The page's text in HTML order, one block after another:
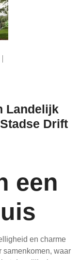
Landelijk
Drift
een
en charme
samenkomen, waar